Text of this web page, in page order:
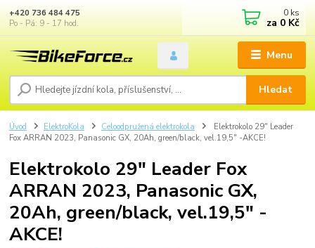
Menu
Hledat
+420 736 484 475
Po - Pá: 9 - 17 hod.
0 ks
za 0 Kč
Úvod ElektroKola Celoodpružená elektrokola
Elektrokolo 29" Leader
Fox ARRAN 2023, Panasonic GX, 20Ah, green/black, vel.19,5" -AKCE!
Elektrokolo 29" Leader Fox
ARRAN 2023, Panasonic GX,
20Ah, green/black, vel.19,5" -
AKCE!